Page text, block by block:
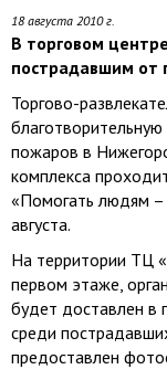
18 августа 2010 г.
В торговом
пострадавшим от
Торгово-
пожаров в
комплекса
«Помогать людям –
августа.
На территории ТЦ
первом этаже,
будет доставлен в
среди
предоставлен